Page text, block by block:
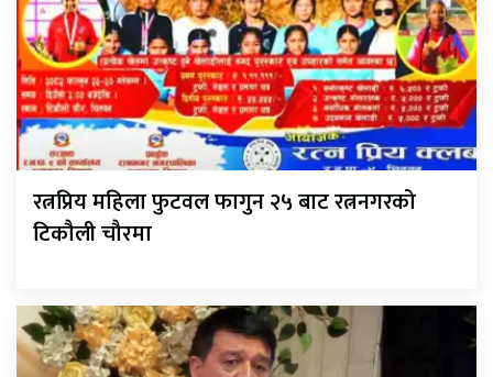
रत्नप्रिय महिला फुटवल फागुन २५ बाट रत्ननगरको
टिकौली चौरमा